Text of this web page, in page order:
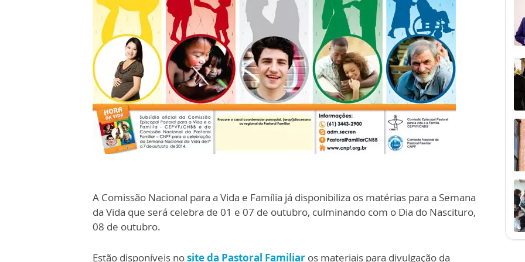
A Comissão Nacional para a Vida e Família já disponibiliza os matérias para a Semana
da Vida que será celebra de 01 e 07 de outubro, culminando com o Dia do Nascituro,
08 de outubro.
Estão disponíveis nosite da Pastoral Familiar os materiais para divulgação da